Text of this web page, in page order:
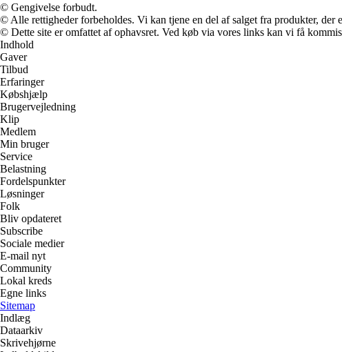
© Gengivelse forbudt.
© Alle rettigheder forbeholdes. Vi kan tjene en del af salget fra produkter, der
© Dette site er omfattet af ophavsret. Ved køb via vores links kan vi få
Indhold
Gaver
Tilbud
Erfaringer
Købshjælp
Brugervejledning
Klip
Medlem
Min bruger
Service
Belastning
Fordelspunkter
Løsninger
Folk
Bliv opdateret
Subscribe
Sociale medier
E-mail nyt
Community
Lokal kreds
Egne links
Sitemap
Indlæg
Dataarkiv
Skrivehjørne